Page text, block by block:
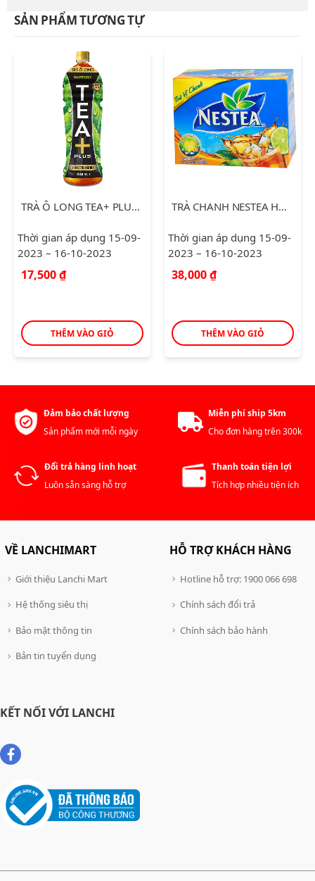
33,000 ₫.
SẢN PHẨM TƯƠNG TỰ
TRÀ Ô LONG TEA+ PLUS 1L
Thời gian áp dụng 15-09-
2023 – 16-10-2023
17,500₫
THÊM VÀO GIỎ
TRÀ CHANH NESTEA HỘP 18 GÓI
Thời gian áp dụng 15-09-
2023 – 16-10-2023
38,000₫
THÊM VÀO GIỎ
Đảm bảo chất lượng
Sản phẩm mới mỗi ngày
Miễn phí ship 5km
Cho đơn hàng trên 300k
Đổi trả hàng linh hoạt
Luôn sẵn sàng hỗ trợ
Thanh toán tiện lợi
Tích hợp nhiều tiện ích
VỀ LANCHIMART
Giới thiệu Lanchi Mart
Hệ thống siêu thị
Bảo mật thông tin
Bản tin tuyển dụng
HỖ TRỢ KHÁCH HÀNG
Hotline hỗ trợ: 1900 066 698
Chính sách đổi trả
Chính sách bảo hành
KẾT NỐI VỚI LANCHI